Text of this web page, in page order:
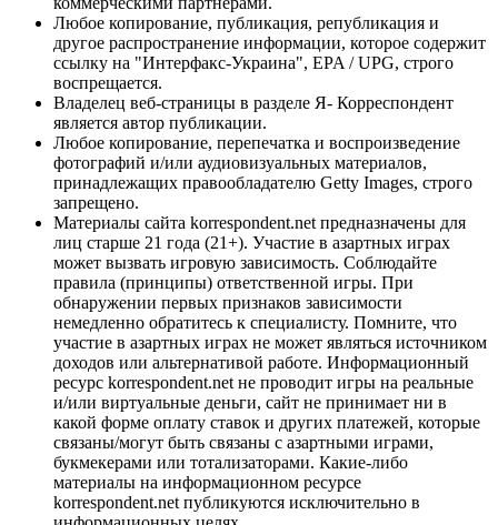
Любое копирование, публикация, републикация и
другое распространение информации, которое содержит
ссылку на "Интерфакс-Украина", EPA / UPG, строго
воспрещается.
Владелец веб-страницы в разделе Я- Корреспондент
является автор публикации.
Любое копирование, перепечатка и воспроизведение
фотографий и/или аудиовизуальных материалов,
принадлежащих правообладателю Getty Images, строго
запрещено.
Материалы сайта korrespondent.net предназначены для
лиц старше 21 года (21+). Участие в азартных играх
может вызвать игровую зависимость. Соблюдайте
правила (принципы) ответственной игры. При
обнаружении первых признаков зависимости
немедленно обратитесь к специалисту. Помните, что
участие в азартных играх не может являться источником
доходов или альтернативой работе. Информационный
ресурс korrespondent.net не проводит игры на реальные
и/или виртуальные деньги, сайт не принимает ни в
какой форме оплату ставок и других платежей, которые
связаны/могут быть связаны с азартными играми,
букмекерами или тотализаторами. Какие-либо
материалы на информационном ресурсе
korrespondent.net публикуются исключительно в